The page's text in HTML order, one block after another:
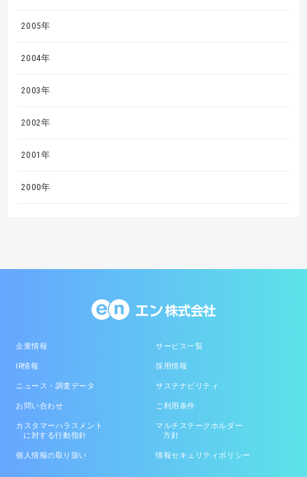
2005年
2004年
2003年
2002年
2001年
2000年
企業情報 サービス一覧
IR情報 採用情報
ニュース・調査データ サステナビリティ
お問い合わせ ご利用条件
カスタマーハラスメント
に対する行動指針
マルチステークホルダー
方針
個人情報の取り扱い 情報セキュリティポリシー